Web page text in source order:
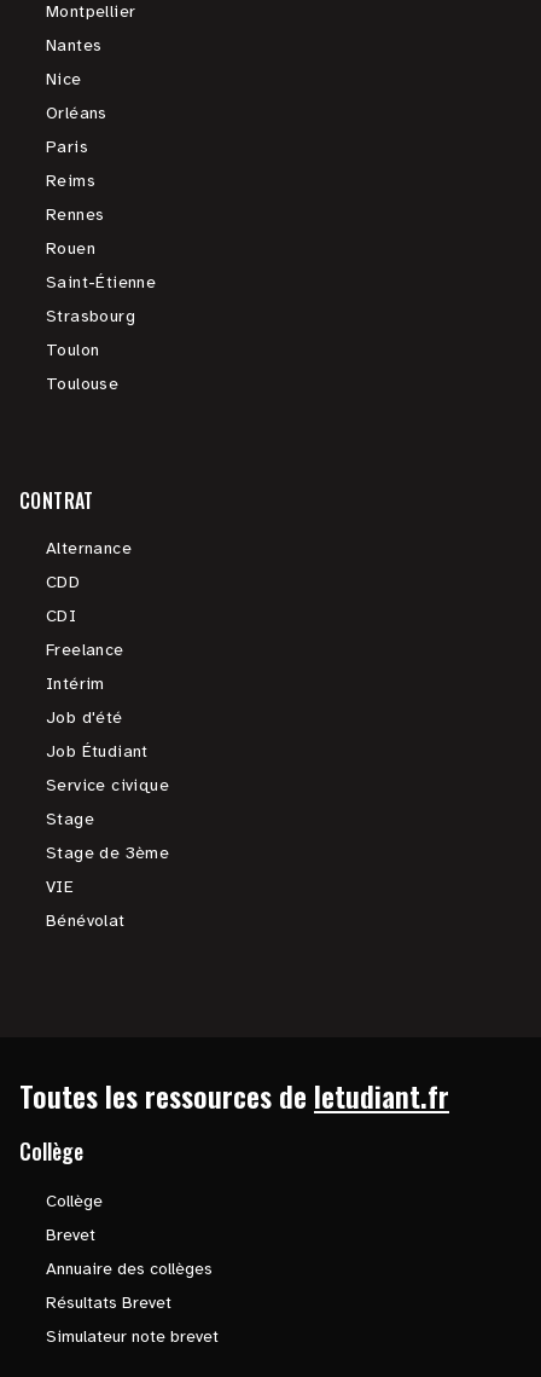
Montpellier
Nantes
Nice
Orléans
Paris
Reims
Rennes
Rouen
Saint-Étienne
Strasbourg
Toulon
Toulouse
CONTRAT
Alternance
CDD
CDI
Freelance
Intérim
Job d'été
Job Étudiant
Service civique
Stage
Stage de 3ème
VIE
Bénévolat
Toutes les ressources de letudiant.fr
Collège
Collège
Brevet
Annuaire des collèges
Résultats Brevet
Simulateur note brevet